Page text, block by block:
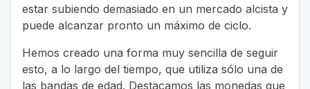
estar subiendo demasiado en un mercado alcista y
puede alcanzar pronto un máximo de ciclo.
Hemos creado una forma muy sencilla de seguir
esto, a lo largo del tiempo, que utiliza sólo una de
las bandas de edad. Destacamos las monedas que